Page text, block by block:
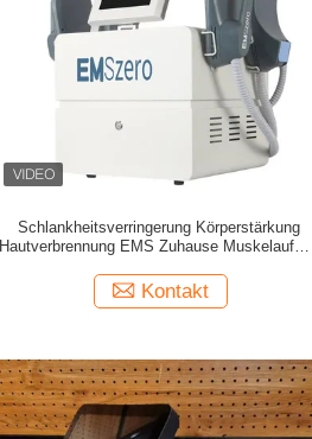
Schlankheitsverringerung Körperstärkung
Hautverbrennung EMS Zuhause Muskelaufbau
Formgebung Skulptur Fettentfernung
Kontakt